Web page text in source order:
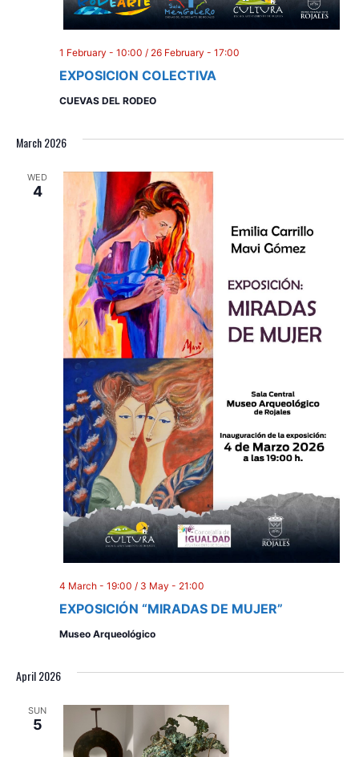
EXPOSICION COLECTIVA
1 February - 10:00 / 26 February - 17:00
CUEVAS DEL RODEO
March 2026
WED
4
EXPOSICIÓN “MIRADAS DE MUJER”
4 March - 19:00 / 3 May - 21:00
Museo Arqueológico
April 2026
SUN
5